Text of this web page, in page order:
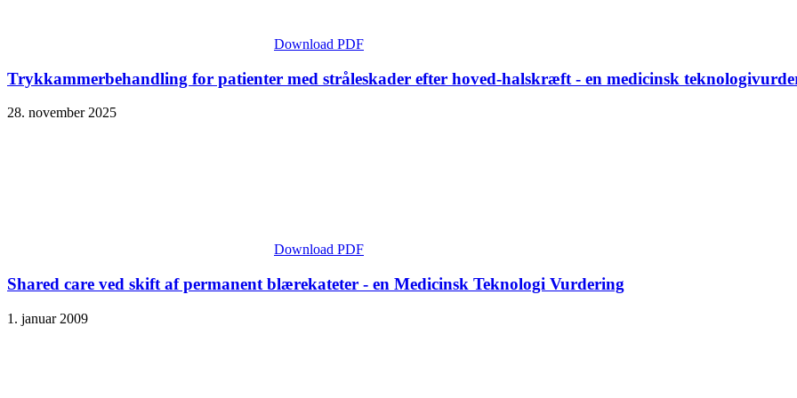
Download PDF
Trykkammerbehandling for patienter med stråleskader efter hoved-halskræft - en medicinsk
28. november 2025
Download PDF
Shared care ved skift af permanent blærekateter - en Medicinsk Teknologi Vurdering
1. januar 2009